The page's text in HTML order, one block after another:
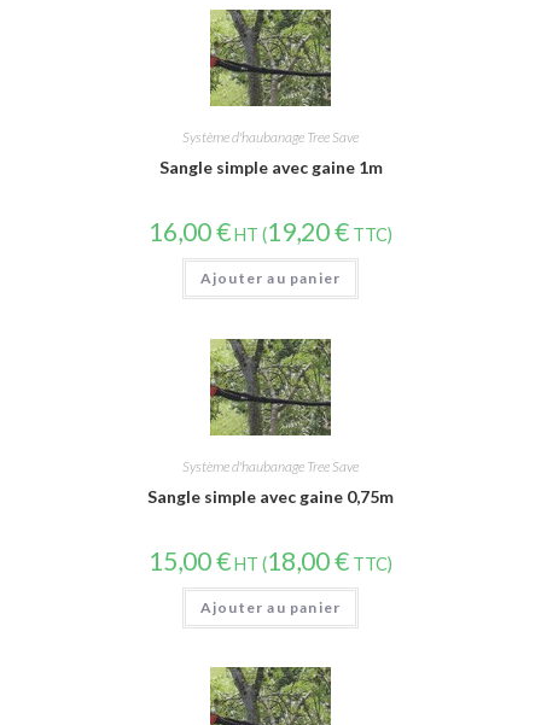
Système d'haubanage Tree Save
Sangle simple avec gaine 1m
16,00€HT (19,20€ TTC)
Ajouter au panier
Système d'haubanage Tree Save
Sangle simple avec gaine 0,75m
15,00€HT (18,00€ TTC)
Ajouter au panier